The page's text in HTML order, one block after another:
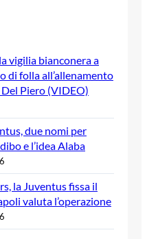
vigilia bianconera a
di folla all’allenamento
Piero (VIDEO)
due nomi per
e l’idea Alaba
la Juventus fissa il
valuta l’operazione